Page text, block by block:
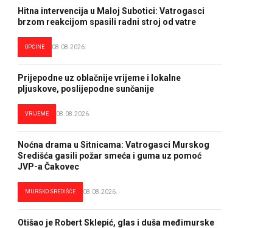
Hitna intervencija u Maloj Subotici: Vatrogasci
brzom reakcijom spasili radni stroj od vatre
OPĆINE 08.08.2026.
Prijepodne uz oblačnije vrijeme i lokalne
pljuskove, poslijepodne sunčanije
VRIJEME 08.08.2026.
Noćna drama u Sitnicama: Vatrogasci Murskog
Središća gasili požar smeća i guma uz pomoć
JVP-a Čakovec
MURSKO SREDIŠĆE 08.08.2026.
Otišao je Robert Sklepić, glas i duša međimurske